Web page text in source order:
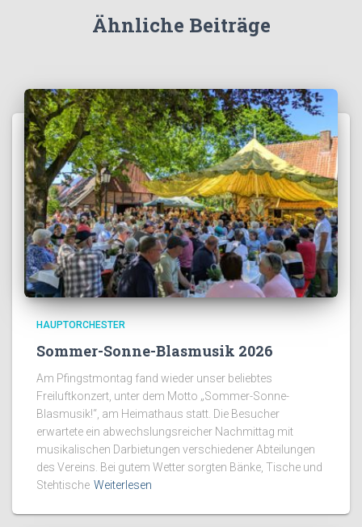
Ähnliche Beiträge
HAUPTORCHESTER
Sommer-Sonne-Blasmusik 2026
Am Pfingstmontag fand wieder unser beliebtes
Freiluftkonzert, unter dem Motto „Sommer-Sonne-
Blasmusik!“, am Heimathaus statt. Die Besucher
erwartete ein abwechslungsreicher Nachmittag mit
musikalischen Darbietungen verschiedener Abteilungen
des Vereins. Bei gutem Wetter sorgten Bänke, Tische und
Stehtische Weiterlesen